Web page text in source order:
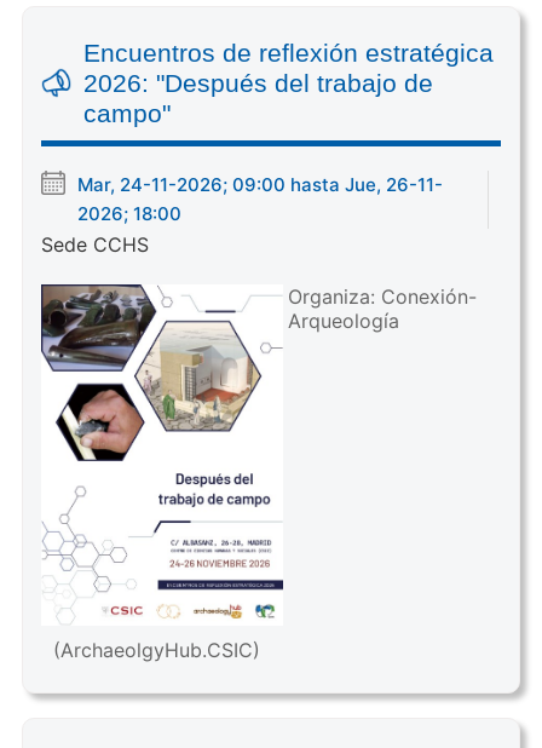
Encuentros de reflexión estratégica
2026: "Después del trabajo de
campo"
Mar, 24-11-2026; 09:00 hasta Jue, 26-11-
2026; 18:00
Sede CCHS
Organiza: Conexión-
Arqueología
(ArchaeolgyHub.CSIC)